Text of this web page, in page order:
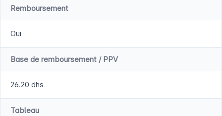
Remboursement
Oui
Base de remboursement / PPV
26.20 dhs
Tableau